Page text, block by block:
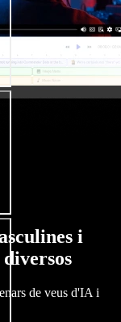
i
diversos
de veus d'IA i